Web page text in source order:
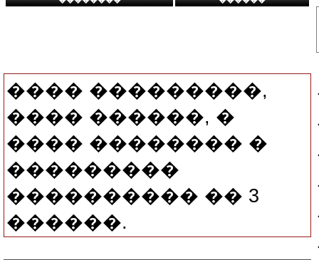
���� ���������,
���� ������, �
���� �������� �
���������
���������� �� 3
������.